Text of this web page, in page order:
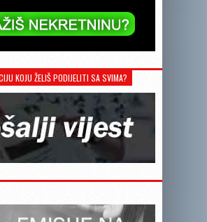
KOJU ŽELIŠ PODIJELITI SA SVIMA?